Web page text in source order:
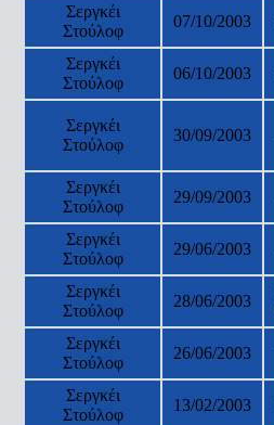
Σεργκέι
Στούλοφ
07/10/2003
Σεργκέι
Στούλοφ
06/10/2003
Σεργκέι
Στούλοφ
30/09/2003
Σεργκέι
Στούλοφ
29/09/2003
Σεργκέι
Στούλοφ
29/06/2003
Σεργκέι
Στούλοφ
28/06/2003
Σεργκέι
Στούλοφ
26/06/2003
Σεργκέι
Στούλοφ
13/02/2003